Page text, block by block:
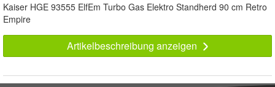
Kaiser HGE 93555 ElfEm Turbo Gas Elektro Standherd 90 cm Retro
Empire
Artikelbeschreibung anzeigen